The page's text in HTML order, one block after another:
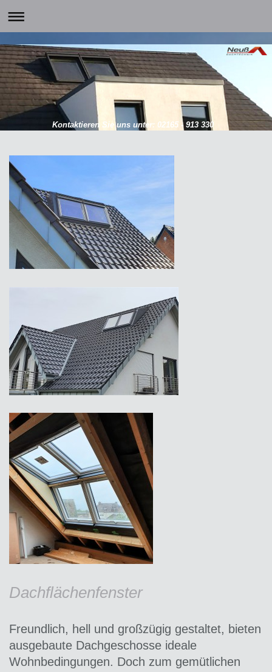
Kontaktieren Sie uns unter: 02165 - 913 330
Dachflächenfenster
Freundlich, hell und großzügig gestaltet, bieten
ausgebaute Dachgeschosse ideale
Wohnbedingungen. Doch zum gemütlichen